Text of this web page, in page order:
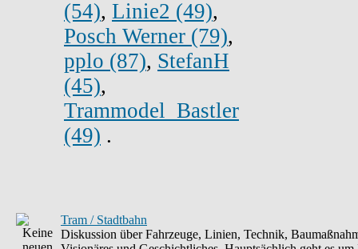
(54), Linie2 (49),
Posch Werner (79),
pplo (87), StefanH
(45),
Trammodel_Bastler
(49) .
Tram / Stadtbahn
Diskussion über Fahrzeuge, Linien, Technik,